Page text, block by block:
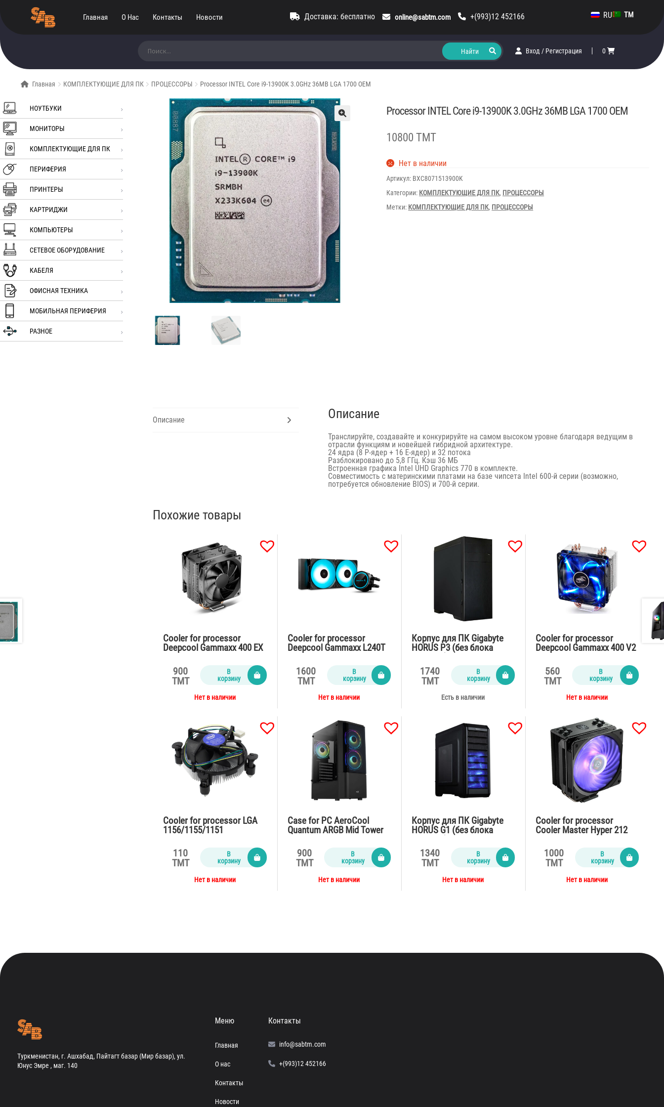
Главная О Нас Контакты Новости Доставка: бесплатно online@sabtm.com +(993)12 452166 RU TM
Вход / Регистрация 0
Главная КОМПЛЕКТУЮЩИЕ ДЛЯ ПК ПРОЦЕССОРЫ Processor INTEL Core i9-13900K 3.0GHz 36MB LGA 1700 OEM
НОУТБУКИ
МОНИТОРЫ
КОМПЛЕКТУЮЩИЕ ДЛЯ ПК
ПЕРИФЕРИЯ
ПРИНТЕРЫ
КАРТРИДЖИ
КОМПЬЮТЕРЫ
СЕТЕВОЕ ОБОРУДОВАНИЕ
КАБЕЛЯ
ОФИСНАЯ ТЕХНИКА
МОБИЛЬНАЯ ПЕРИФЕРИЯ
РАЗНОЕ
Processor INTEL Core i9-13900K 3.0GHz 36MB LGA 1700 OEM
10800 TMT
Нет в наличии
Артикул: BXC8071513900K
Категории: КОМПЛЕКТУЮЩИЕ ДЛЯ ПК, ПРОЦЕССОРЫ
Метки: КОМПЛЕКТУЮЩИЕ ДЛЯ ПК, ПРОЦЕССОРЫ
Описание Описание
Транслируйте, создавайте и конкурируйте на самом высоком уровне благодаря ведущим в
отрасли функциям и новейшей гибридной архитектуре.
24 ядра (8 P-ядер + 16 E-ядер) и 32 потока
Разблокировано до 5,8 ГГц. Кэш 36 МБ
Встроенная графика Intel UHD Graphics 770 в комплекте.
Совместимость с материнскими платами на базе чипсета Intel 600-й серии (возможно,
потребуется обновление BIOS) и 700-й серии.
Похожие товары
Cooler for processor
Deepcool Gammaxx 400 EX
900
TMT
В
корзину
Нет в наличии
Cooler for processor
Deepcool Gammaxx L240T
1600
TMT
В
корзину
Нет в наличии
Корпус для ПК Gigabyte
HORUS P3 (без блока
1740
TMT
В
корзину
Есть в наличии
Cooler for processor
Deepcool Gammaxx 400 V2
560
TMT
В
корзину
Нет в наличии
Cooler for processor LGA
1156/1155/1151
110
TMT
В
корзину
Нет в наличии
Case for PC AeroCool
Quantum ARGB Mid Tower
900
TMT
В
корзину
Нет в наличии
Корпус для ПК Gigabyte
HORUS G1 (без блока
1340
TMT
В
корзину
Нет в наличии
Cooler for processor
Cooler Master Hyper 212
1000
TMT
В
корзину
Нет в наличии
Туркменистан, г. Ашхабад, Пайтагт базар (Мир базар), ул.
Юнус Эмре , маг. 140
Меню
Главная
О нас
Контакты
Новости
Контакты
info@sabtm.com
+(993)12 452166